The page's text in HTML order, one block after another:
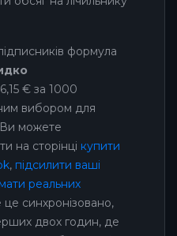
формула
€ за 1000
вибором для
Ви можете
на сторінці купити
, підсилити ваші
реальних
це синхронізовано,
двох годин, де